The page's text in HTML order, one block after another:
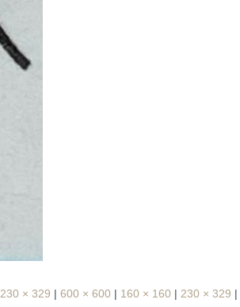
230 × 329 | 600 × 600 | 160 × 160 | 230 × 329 |